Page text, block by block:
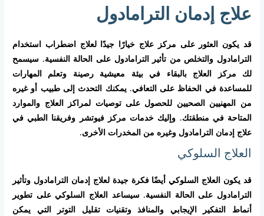
علاج إدمان الترامادول
قد يكون العثور على مركز علاج خيارًا جيدًا لعلاج اضطراب استخدام
الترامادول والتخلص من تأثير الترامادول على الحالة النفسية. سيسمح
لك مركز العلاج بالبقاء في بيئة معيشية رصينة وتعلم المهارات
للمساعدة في الحفاظ على التعافي. يمكنك التحدث إلى طبيب أو غيره
من المهنيين الصحيين للحصول على توصيات لمراكز العلاج والموارد
المتاحة في منطقتك. وإليك خدمات مركز فيوتشر وفريقنا الطبي في
علاج إدمان الترامادول وغيره من المخدرات الأخرى.
العلاج السلوكي
قد يكون العلاج السلوكي أيضًا فكرة جيدة لعلاج إدمان الترامادول وتأثير
الترامادول على الحالة النفسية. سيساعد العلاج السلوكي على تطوير
أنماط التفكير الإيجابي والمنافذ وتقنيات تقليل التوتر التي يمكن